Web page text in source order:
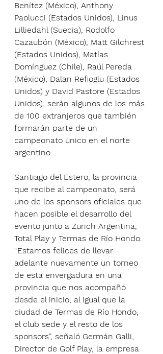
Benítez (México), Anthony
Paolucci (Estados Unidos), Linus
Lilliedahl (Suecia), Rodolfo
Cazaubón (México), Matt Gilchrest
(Estados Unidos), Matías
Domínguez (Chile), Raúl Pereda
(México), Dalan Refioglu (Estados
Unidos) y David Pastore (Estados
Unidos), serán algunos de los más
de 100 extranjeros que también
formarán parte de un
campeonato único en el norte
argentino.
Santiago del Estero, la provincia
que recibe al campeonato, será
uno de los sponsors oficiales que
hacen posible el desarrollo del
evento junto a Zurich Argentina,
Total Play y Termas de Río Hondo.
“Estamos felices de llevar
adelante nuevamente un torneo
de esta envergadura en una
provincia que nos acompañó
desde el inicio, al igual que la
ciudad de Termas de Río Hondo,
el club sede y el resto de los
sponsors”, señaló Germán Galli,
Director de Golf Play, la empresa